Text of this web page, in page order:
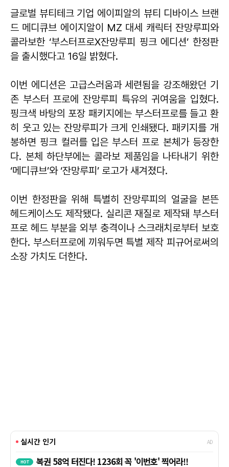
글로벌 뷰티테크 기업 에이피알의 뷰티 디바이스 브랜
드 메디큐브 에이지알이 MZ 대세 캐릭터 잔망루피와
콜라보한 ‘부스터프로X잔망루피 핑크 에디션’ 한정판
을 출시했다고 16일 밝혔다.
이번 에디션은 고급스러움과 세련됨을 강조해왔던 기
존 부스터 프로에 잔망루피 특유의 귀여움을 입혔다.
핑크색 바탕의 포장 패키지에는 부스터프로를 들고 환
히 웃고 있는 잔망루피가 크게 인쇄됐다. 패키지를 개
봉하면 핑크 컬러를 입은 부스터 프로 본체가 등장한
다. 본체 하단부에는 콜라보 제품임을 나타내기 위한
‘메디큐브’와 ‘잔망루피’ 로고가 새겨졌다.
이번 한정판을 위해 특별히 잔망루피의 얼굴을 본뜬
헤드케이스도 제작됐다. 실리콘 재질로 제작돼 부스터
프로 헤드 부분을 외부 충격이나 스크래치로부터 보호
한다. 부스터프로에 끼워두면 특별 제작 피규어로써의
소장 가치도 더한다.